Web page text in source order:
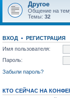
Другое
Общение на
Темы: 32
ВХОД • РЕГИСТРАЦИЯ
Имя пользователя:
Пароль:
Забыли пароль?
КТО СЕЙЧАС НА